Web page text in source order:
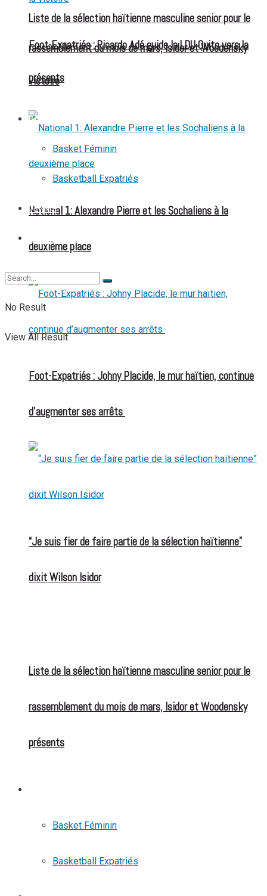
Foot-Expatriés : Ricardo Adé guide la LDU Quito vers la
victoire
National 1: Alexandre Pierre et les Sochaliens à la
deuxième place
Foot-Expatriés : Johny Placide, le mur haïtien, continue
d’augmenter ses arrêts
“Je suis fier de faire partie de la sélection haïtienne”
dixit Wilson Isidor
Liste de la sélection haïtienne masculine senior pour le
rassemblement du mois de mars, Isidor et Woodensky
présents
Basket Féminin
Basketball Expatriés
Liste de la sélection haïtienne masculine senior pour le
rassemblement du mois de mars, Isidor et Woodensky
présents
BASKETBALL
Basket Féminin
Basketball Expatriés
TENNIS
No Result
View All Result